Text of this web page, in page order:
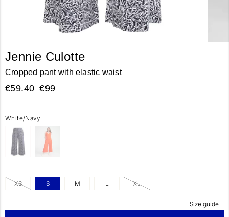
Jennie Culotte
Cropped pant with elastic waist
€59.40 €99
White/Navy
XS S M L XL
Size guide